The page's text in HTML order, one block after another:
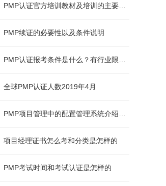
PMP续证的必要性以及条件说明
全球PMP认证人数2019年4月
项目经理证书怎么考和分类是怎样的
PMP考试时间和考试认证是怎样的